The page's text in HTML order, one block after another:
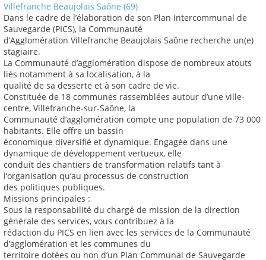
Villefranche Beaujolais Saône (69)
Dans le cadre de l’élaboration de son Plan Intercommunal de
Sauvegarde (PICS), la Communauté
d’Agglomération Villefranche Beaujolais Saône recherche un(e)
stagiaire.
La Communauté d’agglomération dispose de nombreux atouts
liés notamment à sa localisation, à la
qualité de sa desserte et à son cadre de vie.
Constituée de 18 communes rassemblées autour d’une ville-
centre, Villefranche-sur-Saône, la
Communauté d’agglomération compte une population de 73 000
habitants. Elle offre un bassin
économique diversifié et dynamique. Engagée dans une
dynamique de développement vertueux, elle
conduit des chantiers de transformation relatifs tant à
l’organisation qu’au processus de construction
des politiques publiques.
Missions principales :
Sous la responsabilité du chargé de mission de la direction
générale des services, vous contribuez à la
rédaction du PICS en lien avec les services de la Communauté
d’agglomération et les communes du
territoire dotées ou non d’un Plan Communal de Sauvegarde